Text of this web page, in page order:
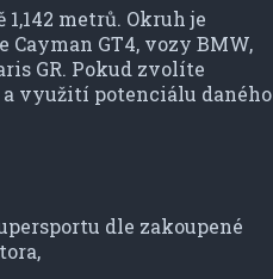
metrů. Okruh je
GT4, vozy BMW,
GR. Pokud zvolíte
využití potenciálu daného
dle zakoupené